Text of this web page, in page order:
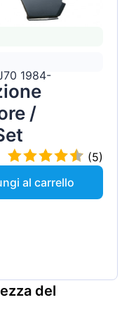
1984-
/
(5)
al carrello
del